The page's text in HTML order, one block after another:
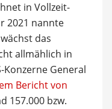
in Vollzeit-
2021 nannte
das
allmählich in
General
Bericht von
157.000 bzw.